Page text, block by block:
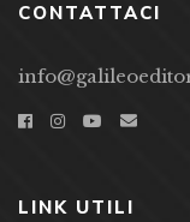
CONTATTACI
LINK UTILI